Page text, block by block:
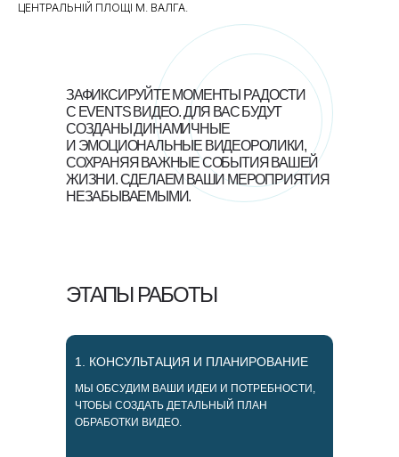
ЦЕНТРАЛЬНІЙ ПЛОЩІ М. ВАЛГА.
ЗАФИКСИРУЙТЕ МОМЕНТЫ РАДОСТИ
С EVENTS ВИДЕО. ДЛЯ ВАС БУДУТ
СОЗДАНЫ ДИНАМИЧНЫЕ
И ЭМОЦИОНАЛЬНЫЕ ВИДЕОРОЛИКИ,
СОХРАНЯЯ ВАЖНЫЕ СОБЫТИЯ ВАШЕЙ
ЖИЗНИ. СДЕЛАЕМ ВАШИ МЕРОПРИЯТИЯ
НЕЗАБЫВАЕМЫМИ.
ЭТАПЫ РАБОТЫ
МЫ ОБСУДИМ ВАШИ ИДЕИ И ПОТРЕБНОСТИ,
ЧТОБЫ СОЗДАТЬ ДЕТАЛЬНЫЙ ПЛАН
ОБРАБОТКИ ВИДЕО.
1. КОНСУЛЬТАЦИЯ И ПЛАНИРОВАНИЕ